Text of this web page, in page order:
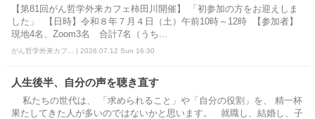
【第81回がん哲学外来カフェ柿田川開催】 「初参加の方をお迎えしま
した」 【日時】令和８年７月４日（土）午前10時～12時 【参加者】
現地4名、Zoom3名 合計7名（うち...
がん哲学外来カフ... | 2026.07.12 Sun 16:30
人生後半、自分の声を聴き直す
私たちの世代は、 「求められること」や「自分の役割」を、 精一杯
果たしてきた人が多いのではないかと思います。 就職し、結婚し、子